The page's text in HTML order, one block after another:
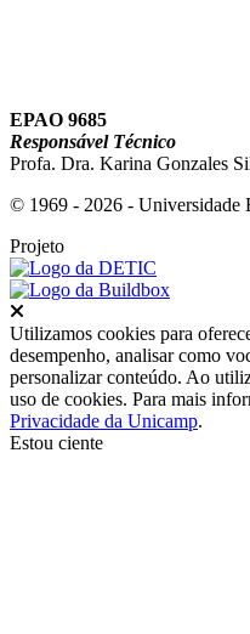
EPAO 9685
Responsável Técnico
Profa. Dra. Karina Gonzales
© 1969 - 2026 - Universidade
Projeto
Utilizamos cookies para
desempenho, analisar como
personalizar conteúdo. Ao
uso de cookies. Para mais
Privacidade da Unicamp.
Estou ciente